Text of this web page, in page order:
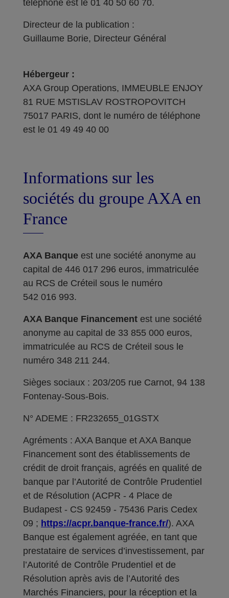
téléphone est le 01 40 50 60 70.
Directeur de la publication :
Guillaume Borie, Directeur Général
Hébergeur :
AXA Group Operations, IMMEUBLE ENJOY
81 RUE MSTISLAV ROSTROPOVITCH
75017 PARIS, dont le numéro de téléphone
est le 01 49 49 40 00
Informations sur les
sociétés du groupe AXA en
France
AXA Banque est une société anonyme au
capital de 446 017 296 euros, immatriculée
au RCS de Créteil sous le numéro
542 016 993.
AXA Banque Financement est une société
anonyme au capital de 33 855 000 euros,
immatriculée au RCS de Créteil sous le
numéro 348 211 244.
Sièges sociaux : 203/205 rue Carnot, 94 138
Fontenay-Sous-Bois.
N° ADEME : FR232655_01GSTX
Agréments : AXA Banque et AXA Banque
Financement sont des établissements de
crédit de droit français, agréés en qualité de
banque par l’Autorité de Contrôle Prudentiel
et de Résolution (ACPR - 4 Place de
Budapest - CS 92459 - 75436 Paris Cedex
09 ; https://acpr.banque-france.fr/). AXA
Banque est également agréée, en tant que
prestataire de services d’investissement, par
l’Autorité de Contrôle Prudentiel et de
Résolution après avis de l’Autorité des
Marchés Financiers, pour la réception et la